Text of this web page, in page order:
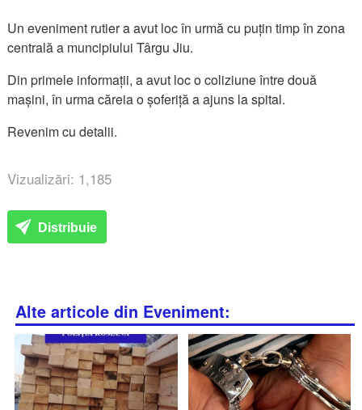
Un eveniment rutier a avut loc în urmă cu puțin timp în zona
centrală a muncipiului Târgu Jiu.
Din primele informații, a avut loc o coliziune între două
mașini, în urma căreia o șoferiță a ajuns la spital.
Revenim cu detalii.
Vizualizări: 1,185
Distribuie
Alte articole din Eveniment: